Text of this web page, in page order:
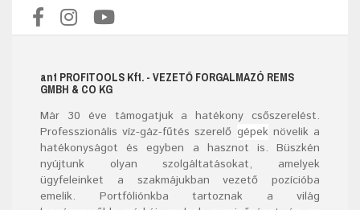
ant PROFITOOLS Kft. - VEZETŐ FORGALMAZÓ REMS
GMBH & CO KG
Már 30 éve támogatjuk a hatékony csőszerelést.
Professzionális víz-gáz-fűtés szerelő gépeknövelik a
hatékonyságot és egyben a hasznot is. Büszkén
nyújtunk olyan szolgáltatásokat, amelyek
ügyfeleinket a szakmájukban vezető pozícióba
emelik. Portfóliónkba tartoznak a világ